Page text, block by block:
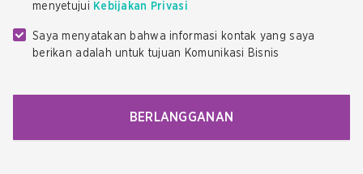
menyetujui Kebijakan Privasi
Saya menyatakan bahwa informasi kontak yang saya
berikan adalah untuk tujuan Komunikasi Bisnis
BERLANGGANAN